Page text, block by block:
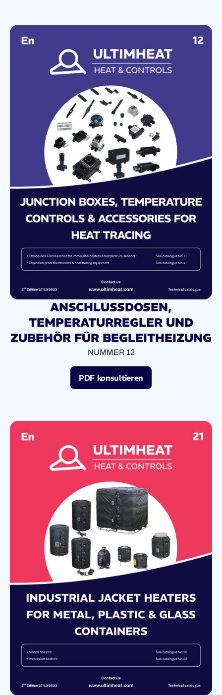
ANSCHLUSSDOSEN,
TEMPERATURREGLER UND
ZUBEHÖR FÜR BEGLEITHEIZUNG
NUMMER 12
PDF konsultieren